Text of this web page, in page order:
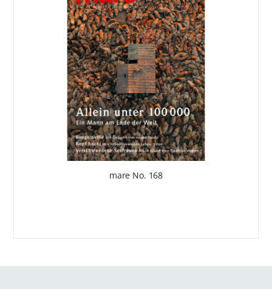
mare No. 168